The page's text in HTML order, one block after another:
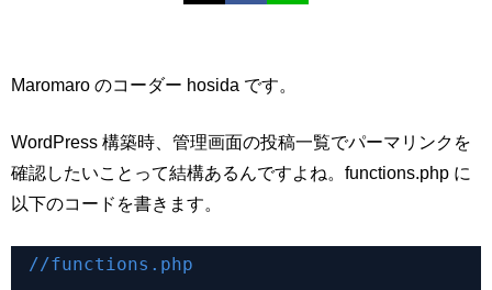
Maromaro のコーダー hosida です。
WordPress 構築時、管理画面の投稿一覧でパーマリンクを
確認したいことって結構あるんですよね。functions.php に
以下のコードを書きます。
//functions.php